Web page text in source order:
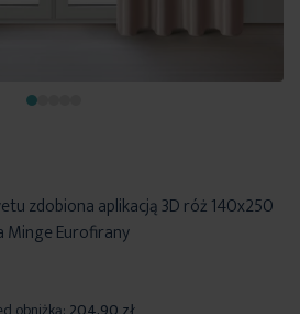
zdobiona aplikacją 3D róż 140x250
Minge Eurofirany